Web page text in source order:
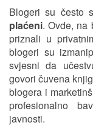
Blogeri su često
plaćeni. Ovde, na
priznali u
blogeri su
svjesni da
govori čuvena
blogera i
profesionalno
javnosti.